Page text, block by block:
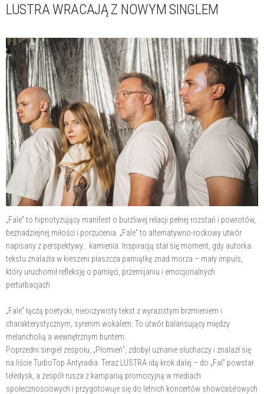
LUSTRA WRACAJĄ Z NOWYM SINGLEM
„Fale” to hipnotyzujący manifest o burzliwej relacji pełnej rozstań i powrotów,
beznadziejnej miłości i porzucenia. „Fale” to alternatywno-rockowy utwór
napisany z perspektywy… kamienia. Inspiracją stał się moment, gdy autorka
tekstu znalazła w kieszeni płaszcza pamiątkę znad morza – mały impuls,
który uruchomił refleksję o pamięci, przemijaniu i emocjonalnych
perturbacjach.
„Fale” łączą poetycki, nieoczywisty tekst z wyrazistym brzmieniem i
charakterystycznym, syrenim wokalem. To utwór balansujący między
melancholią a wewnętrznym buntem.
Poprzedni singiel zespołu, „Płomień”, zdobył uznanie słuchaczy i znalazł się
na liście TurboTop Antyradia. Teraz LUSTRA idą krok dalej – do „Fal” powstał
teledysk, a zespół rusza z kampanią promocyjną w mediach
społecznościowych i przygotowuje się do letnich koncertów showcase’owych